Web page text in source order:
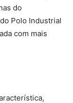
do
Polo Industrial
com mais